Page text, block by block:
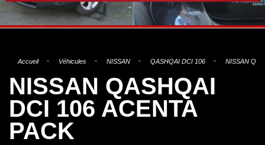
Accueil Véhicules NISSAN QASHQAI DCI 106 NISSAN
NISSAN QASHQAI
DCI 106 ACENTA
PACK